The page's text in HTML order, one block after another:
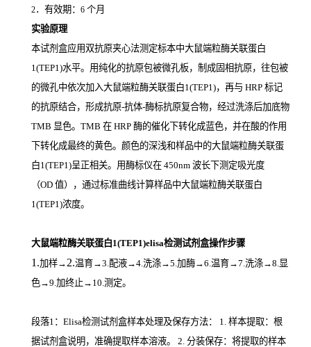
2．有效期： 6 个月
实验原理
本试剂盒应用双抗原夹心法测定标本中大鼠端粒酶关联蛋白
1(TEP1)水平。用纯化的抗原包被微孔板，制成固相抗原，往包被
的微孔中依次加入大鼠端粒酶关联蛋白1(TEP1)，再与 HRP 标记
的抗原结合，形成抗原-抗体-酶标抗原复合物，经过洗涤后加底物
TMB 显色。 TMB 在 HRP 酶的催化下转化成蓝色，并在酸的作用
下转化成最终的黄色。颜色的深浅和样品中的大鼠端粒酶关联蛋
白1(TEP1)呈正相关。用酶标仪在 450nm 波长下测定吸光度
（OD 值），通过标准曲线计算样品中大鼠端粒酶关联蛋白
1(TEP1)浓度。
大鼠端粒酶关联蛋白1(TEP1)elisa检测试剂盒操作步骤
1.加样→ 2.温育→3.配液→4.洗涤→5.加酶→6.温育→7.洗涤→8.显
色→9.加终止→10.测定。
段落1：Elisa检测试剂盒样本处理及保存方法： 1. 样本提取：根
据试剂盒说明，准确提取样本溶液。 2. 分装保存：将提取的样本